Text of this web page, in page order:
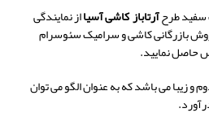
طرحآرتابازکاشی آسیااز نمایندگی
بازرگانی کاشی و سرامیک سئوسرام
حاصل نمایید.
و زیبا می باشد که به عنوان الگو می توان